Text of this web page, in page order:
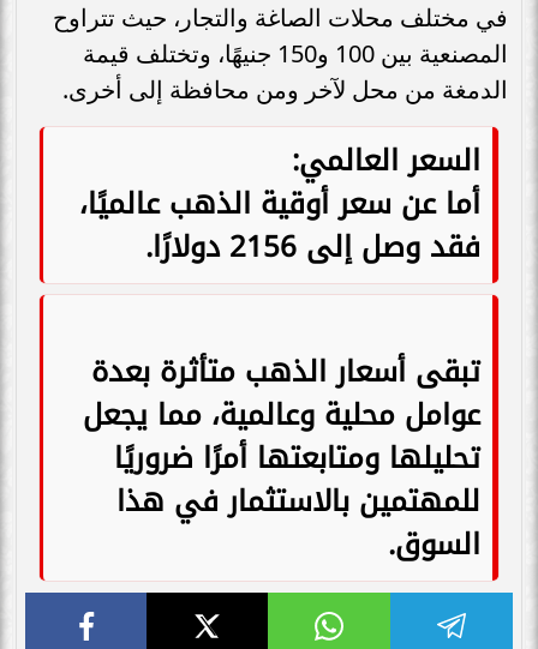
في مختلف محلات الصاغة والتجار، حيث تتراوح
المصنعية بين 100 و150 جنيهًا، وتختلف قيمة
الدمغة من محل لآخر ومن محافظة إلى أخرى.
السعر العالمي:
أما عن سعر أوقية الذهب عالميًا،
فقد وصل إلى 2156 دولارًا.
تبقى أسعار الذهب متأثرة بعدة
عوامل محلية وعالمية، مما يجعل
تحليلها ومتابعتها أمرًا ضروريًا
للمهتمين بالاستثمار في هذا
السوق.